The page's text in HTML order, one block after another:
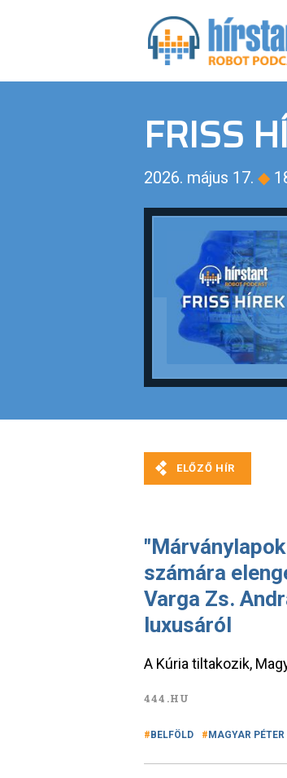
FRISS
2026. május 17. ◆
számára
Varga Zs.
luxusáról
A Kúria tiltakozik,
444.HU
BELFÖLD MAGYAR PÉTER